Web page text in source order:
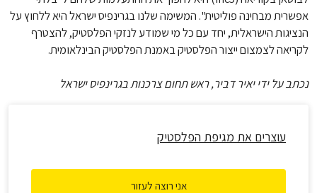
אפשרית מבחינה פוליטית". המשימה שלנו בגרינפיס ישראל היא ללחוץ על
הנציגות הישראלית, יחד עם כל מי שמודע לנזקי הפלסטיק, להצטרף
לקריאה לצמצום ייצור הפלסטיק באמנת הפלסטיק הבינלאומית.
נכתב על ידי יאיר דביר, ראש תחום צרכנות בגרינפיס ישראל
עוצרים את מגיפת הפלסטיק
אני רוצה לעזור